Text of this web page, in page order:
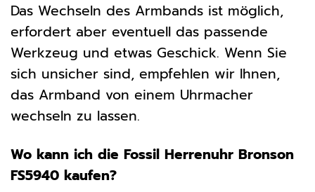
Das Wechseln des Armbands ist möglich,
erfordert aber eventuell das passende
Werkzeug und etwas Geschick. Wenn Sie
sich unsicher sind, empfehlen wir Ihnen,
das Armband von einem Uhrmacher
wechseln zu lassen.
Wo kann ich die Fossil Herrenuhr Bronson
FS5940 kaufen?